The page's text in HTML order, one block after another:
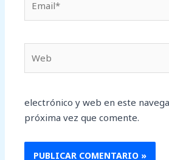
electrónico y web en este
próxima vez que comente.